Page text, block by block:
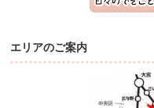
エリアのご案内